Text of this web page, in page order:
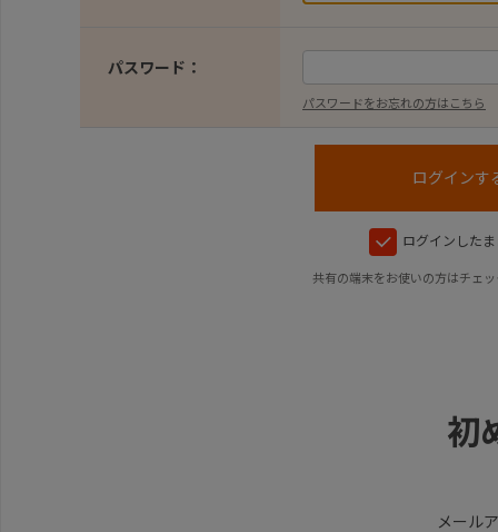
パスワード：
パスワードをお忘れの方はこちら
ログインした
共有の端末をお使いの方はチェ
初
メール